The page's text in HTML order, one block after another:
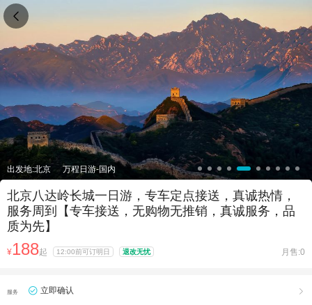
出发地:北京 万程日游-国内
北京八达岭长城一日游，专车定点接送，真诚热情，
服务周到【专车接送，无购物无推销，真诚服务，品
质为先】
¥188起 12:00前可订明日 退改无忧 月售:0
服务 立即确认 
